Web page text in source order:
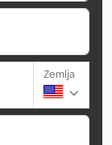
Zemlja